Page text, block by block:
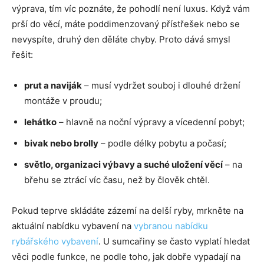
výprava, tím víc poznáte, že pohodlí není luxus. Když vám
prší do věcí, máte poddimenzovaný přístřešek nebo se
nevyspíte, druhý den děláte chyby. Proto dává smysl
řešit:
prut a naviják – musí vydržet souboj i dlouhé držení
montáže v proudu;
lehátko – hlavně na noční výpravy a vícedenní pobyt;
bivak nebo brolly – podle délky pobytu a počasí;
světlo, organizaci výbavy a suché uložení věcí– na
břehu se ztrácí víc času, než by člověk chtěl.
Pokud teprve skládáte zázemí na delší ryby, mrkněte na
aktuální nabídku vybavení na vybranou nabídku
rybářského vybavení. U sumcařiny se často vyplatí hledat
věci podle funkce, ne podle toho, jak dobře vypadají na